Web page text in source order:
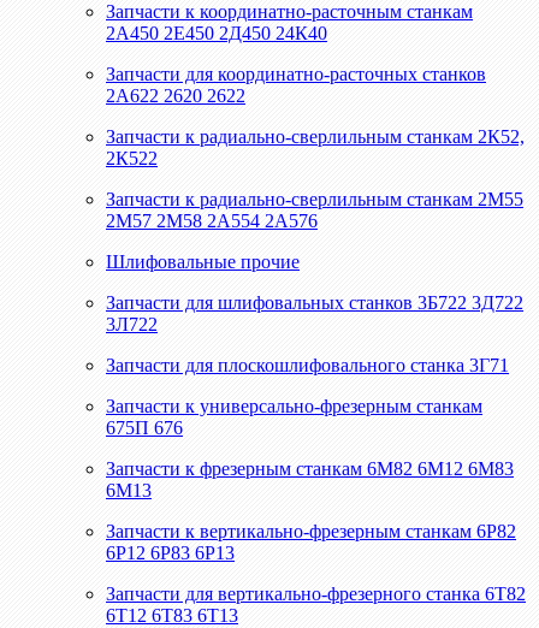
Запчасти к координатно-расточным станкам
2А450 2Е450 2Д450 24К40
Запчасти для координатно-расточных станков
2А622 2620 2622
Запчасти к радиально-сверлильным станкам 2К52,
2К522
Запчасти к радиально-сверлильным станкам 2М55
2М57 2М58 2А554 2А576
Шлифовальные прочие
Запчасти для шлифовальных станков 3Б722 3Д722
3Л722
Запчасти для плоскошлифовального станка 3Г71
Запчасти к универсально-фрезерным станкам
675П 676
Запчасти к фрезерным станкам 6М82 6М12 6М83
6М13
Запчасти к вертикально-фрезерным станкам 6Р82
6Р12 6Р83 6Р13
Запчасти для вертикально-фрезерного станка 6Т82
6Т12 6Т83 6Т13